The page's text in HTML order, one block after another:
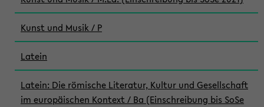
Kunst und Musik / P
Latein
Latein: Die römische Literatur, Kultur und Gesellschaft
im europäischen Kontext / Ba (Einschreibung bis SoSe